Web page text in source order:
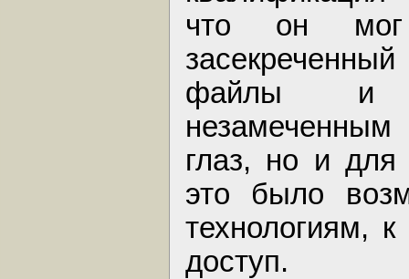
что он мог
файлы и
незамеченным
глаз, но и
это было
технологиям,
доступ.